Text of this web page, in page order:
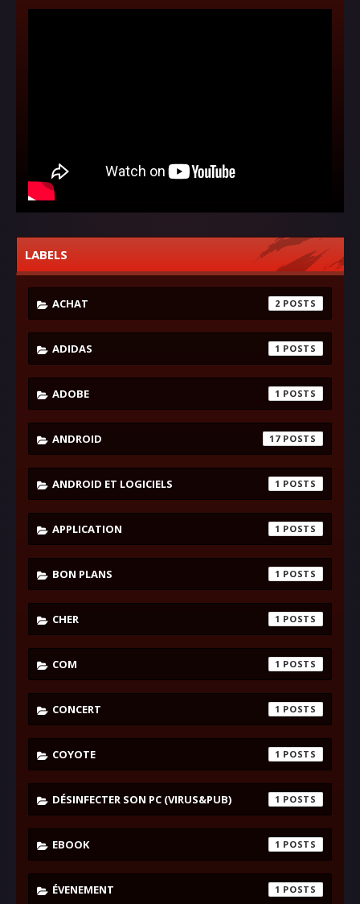
LABELS
ACHAT 2
ADIDAS 1
ADOBE 1
ANDROID 17
ANDROID ET LOGICIELS 1
APPLICATION 1
BON PLANS 1
CHER 1
COM 1
CONCERT 1
COYOTE 1
DÉSINFECTER SON PC (VIRUS&PUB) 1
EBOOK 1
ÉVENEMENT 1